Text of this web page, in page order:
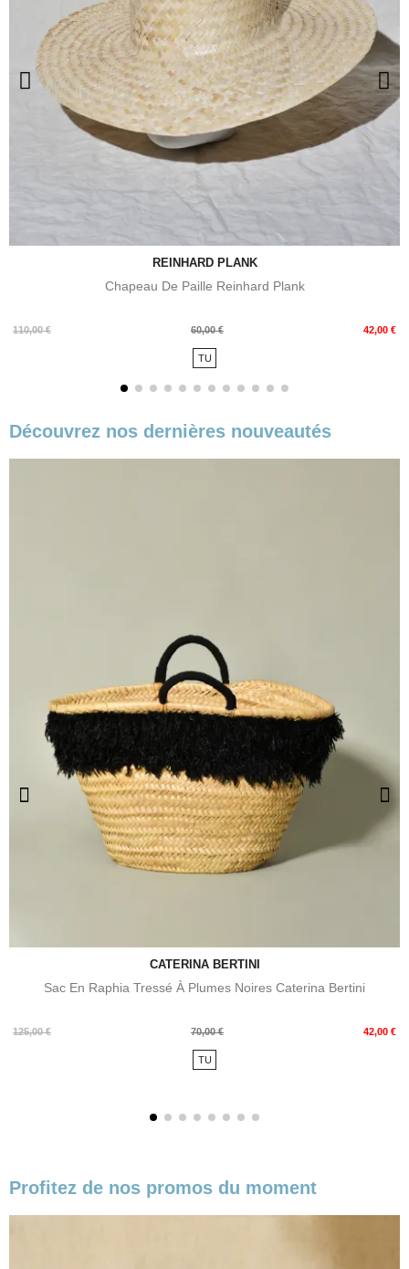
REINHARD PLANK
Chapeau De Paille Reinhard Plank
110,00 €
Prix
60,00 € 42,00 €
Prix
TU
Découvrez nos dernières nouveautés
CATERINA BERTINI
Sac En Raphia Tressé À Plumes Noires Caterina Bertini
125,00 €
Prix
70,00 € 42,00 €
Prix
TU
Profitez de nos promos du moment